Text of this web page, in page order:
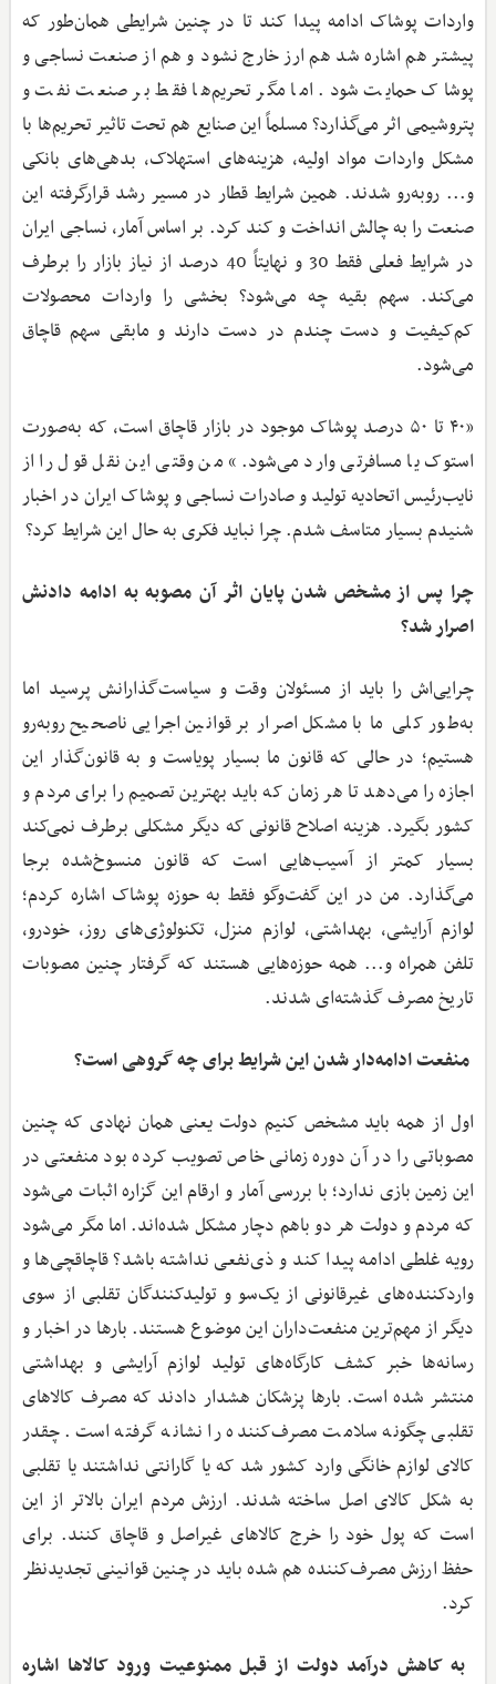
واردات پوشاک ادامه پیدا کند تا در چنین شرایطی همان‌طور که
پیشتر هم اشاره شد هم ارز خارج نشود و هم از صنعت نساجی و
پوشاک حمایت شود. اما مگر تحریم‌ها فقط بر صنعت نفت و
پتروشیمی اثر می‌گذارد؟ مسلماً این صنایع هم تحت تاثیر تحریم‌ها با
مشکل واردات مواد اولیه، هزینه‌های استهلاک،‌ بدهی‌های بانکی
و... روبه‌رو شدند. همین شرایط قطار در مسیر رشد قرار‌گرفته این
صنعت را به چالش انداخت و کند کرد. بر اساس آمار، نساجی ایران
در شرایط فعلی فقط 30 و نهایتاً 40 درصد از نیاز بازار را برطرف
می‌کند. سهم بقیه چه می‌شود؟ بخشی را واردات محصولات
کم‌کیفیت و دست چندم در دست دارند و مابقی سهم قاچاق
می‌شود.
«۴۰ تا ۵۰ درصد پوشاک موجود در بازار قاچاق است، که به‌صورت
استوک یا مسافرتی وارد می‌شود.» من وقتی این نقل قول را از
نایب‌رئیس اتحادیه تولید و صادرات نساجی و پوشاک ایران در اخبار
شنیدم بسیار متاسف شدم. چرا نباید فکری به حال این شرایط کرد؟
‌چرا پس از مشخص شدن پایان اثر آن مصوبه به ادامه دادنش
اصرار شد؟
چرایی‌اش را باید از مسئولان وقت و سیاست‌گذارانش پرسید اما
به‌طور کلی ما با مشکل اصرار بر قوانین اجرایی ناصحیح روبه‌رو
هستیم؛ در حالی که قانون ما بسیار پویاست و به قانون‌گذار این
اجازه را می‌دهد تا هر زمان که باید بهترین تصمیم را برای مردم و
کشور بگیرد. هزینه اصلاح قانونی که دیگر مشکلی برطرف نمی‌کند
بسیار کمتر از آسیب‌هایی است که قانون منسوخ‌شده برجا
می‌گذارد. من در این گفت‌وگو فقط به حوزه پوشاک اشاره کردم؛
لوازم آرایشی، بهداشتی، لوازم منزل، تکنولوژی‌های روز، خودرو،
تلفن همراه و... همه حوزه‌هایی هستند که گرفتار چنین مصوبات
تاریخ مصرف گذشته‌ای شدند.
‌ منفعت ادامه‌دار شدن این شرایط برای چه گروهی است؟
اول از همه باید مشخص کنیم دولت یعنی همان نهادی که چنین
مصوباتی را در آن دوره زمانی خاص تصویب کرده بود منفعتی در
این زمین بازی ندارد؛ با بررسی آمار و ارقام این گزاره اثبات می‌شود
که مردم و دولت هر دو باهم دچار مشکل شده‌اند. اما مگر می‌شود
رویه غلطی ادامه پیدا کند و ذی‌نفعی نداشته باشد؟ قاچاقچی‌ها و
واردکننده‌های غیرقانونی از یک‌سو و تولیدکنندگان تقلبی از سوی
دیگر از مهم‌ترین منفعت‌داران این موضوع هستند. بارها در اخبار و
رسانه‌ها خبر کشف کارگاه‌های تولید لوازم آرایشی و بهداشتی
منتشر شده است. بارها پزشکان هشدار دادند که مصرف کالاهای
تقلبی چگونه سلامت مصرف‌کننده را نشانه گرفته است. چقدر
کالای لوازم‌ خانگی وارد کشور شد که یا گارانتی نداشتند یا تقلبی
به شکل کالای اصل ساخته شدند. ارزش مردم ایران بالاتر از این
است که پول خود را خرج کالاهای غیراصل و قاچاق کنند. برای
حفظ ارزش مصرف‌کننده هم شده باید در چنین قوانینی تجدیدنظر
کرد.
‌ به کاهش درآمد دولت از قبل ممنوعیت ورود کالاها اشاره